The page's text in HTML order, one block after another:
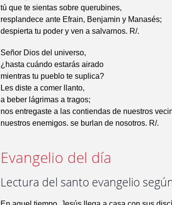
tú que te sientas sobre querubines,
resplandece ante Efrain, Benjamin y Manasés;
despierta tu poder y ven a salvarnos. R/.
Señor Dios del universo,
¿hasta cuándo estarás airado
mientras tu pueblo te suplica?
Les diste a comer llanto,
a beber lágrimas a tragos;
nos entregaste a las contiendas de nuestros
nuestros enemigos. se burlan de nosotros. R/.
Evangelio del día
Lectura del santo evangelio